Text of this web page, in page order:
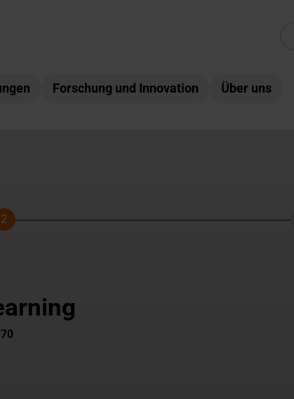
Forschung und Innovation Über uns
Schritt
2